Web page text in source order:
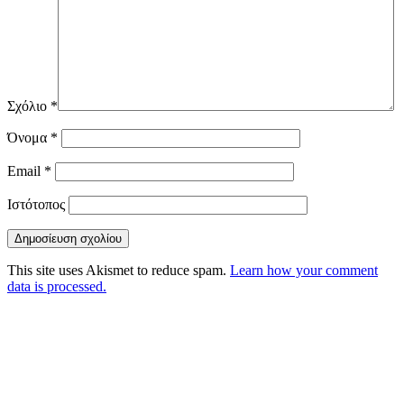
Σχόλιο *
Όνομα *
Email *
Ιστότοπος
This site uses Akismet to reduce spam. Learn how your comment
data is processed.